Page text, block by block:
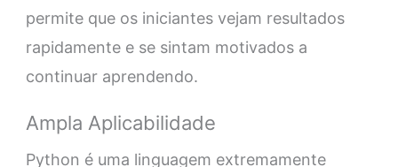
permite que os iniciantes vejam resultados
rapidamente e se sintam motivados a
continuar aprendendo.
Ampla Aplicabilidade
Python é uma linguagem extremamente